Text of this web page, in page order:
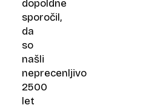
dopoldne
sporočil,
da
so
našli
neprecenljivo
2500
let